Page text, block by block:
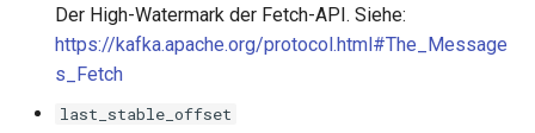
Der High-Watermark der Fetch-API. Siehe:
https://kafka.apache.org/protocol.html#The_Message
s_Fetch
last_stable_offset